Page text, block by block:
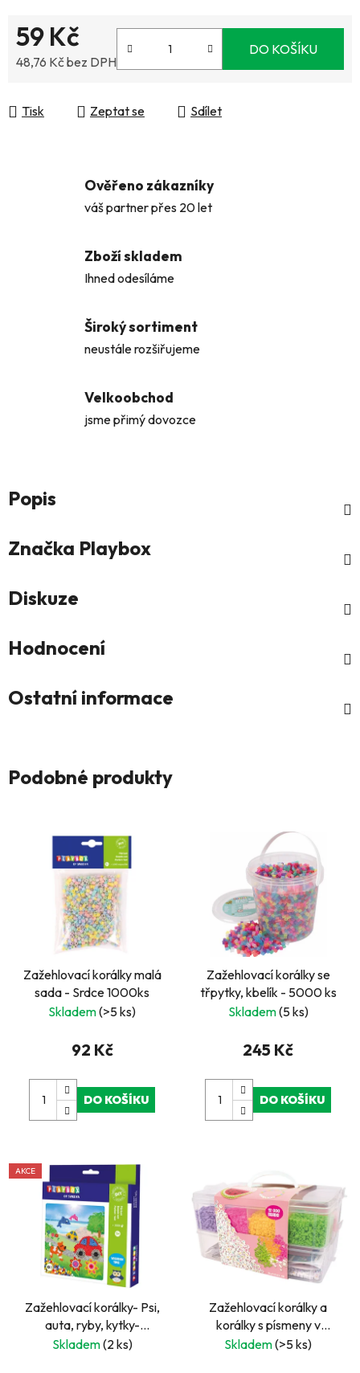
59 Kč
48,76 Kč bez DPH
DO KOŠÍKU
Tisk Zeptat se Sdílet
Ověřeno zákazníky
váš partner přes 20 let
Zboží skladem
Ihned odesíláme
Široký sortiment
neustále rozšiřujeme
Velkoobchod
jsme přimý dovozce
Popis
Značka Playbox
Diskuze
Hodnocení
Ostatní informace
Podobné produkty
Zažehlovací korálky malá
sada - Srdce 1000ks
Skladem(>5 ks)
92 Kč
DO KOŠÍKU
Zažehlovací korálky se
třpytky, kbelík - 5000 ks
Skladem(5 ks)
245 Kč
DO KOŠÍKU
AKCE
Zažehlovací korálky- Psi,
auta, ryby, kytky-
2000ks korálků, 4 ks
Skladem(2 ks)
Zažehlovací korálky a
korálky s písmeny v
organizéru – 12 000
Skladem(>5 ks)